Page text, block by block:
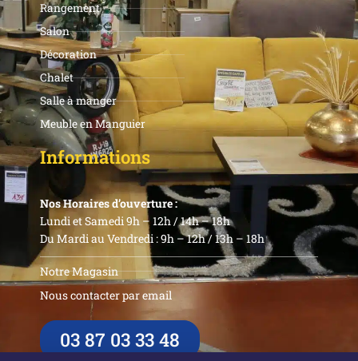
Rangement
Salon
Décoration
Chalet
Salle à manger
Meuble en Manguier
Informations
Nos Horaires d’ouverture :
Lundi et Samedi 9h – 12h / 14h – 18h
Du Mardi au Vendredi : 9h – 12h / 13h – 18h
Notre Magasin
Nous contacter par email
03 87 03 33 48